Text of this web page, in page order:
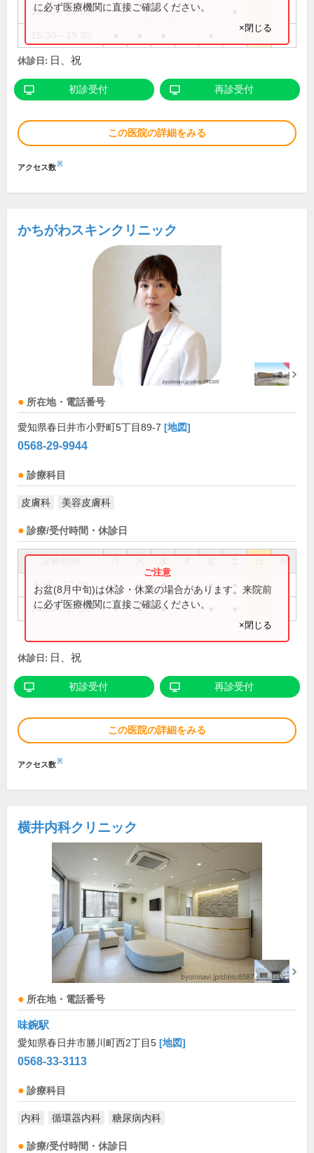
14:00～17:00
に必ず医療機関に直接ご確認ください。
×閉じる
休診日: 日、祝
初診受付 再診受付
この医院の詳細をみる
アクセス数※
かちがわスキンクリニック
所在地・電話番号
愛知県春日井市小野町5丁目89-7 [地図]
0568-29-9944
診療科目
皮膚科 美容皮膚科
診療/受付時間・休診日
祝
9:30～12:30 ● ● ● ● ●
14:00～17:00 ● ● ●
お盆(8月中旬)は休診・休業の場合があります。来院前
に必ず医療機関に直接ご確認ください。
×閉じる
休診日: 日、祝
初診受付 再診受付
この医院の詳細をみる
アクセス数※
横井内科クリニック
所在地・電話番号
味鋺駅
愛知県春日井市勝川町西2丁目5 [地図]
0568-33-3113
診療科目
内科 循環器内科 糖尿病内科
診療/受付時間・休診日